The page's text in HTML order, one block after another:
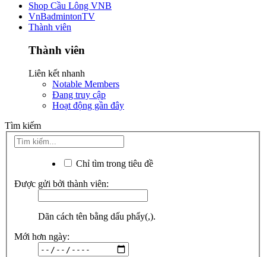
Shop Cầu Lông VNB
VnBadmintonTV
Thành viên
Thành viên
Liên kết nhanh
Notable Members
Đang truy cập
Hoạt động gần đây
Tìm kiếm
Chỉ tìm trong tiêu đề
Được gửi bởi thành viên:
Dãn cách tên bằng dấu phẩy(,).
Mới hơn ngày: